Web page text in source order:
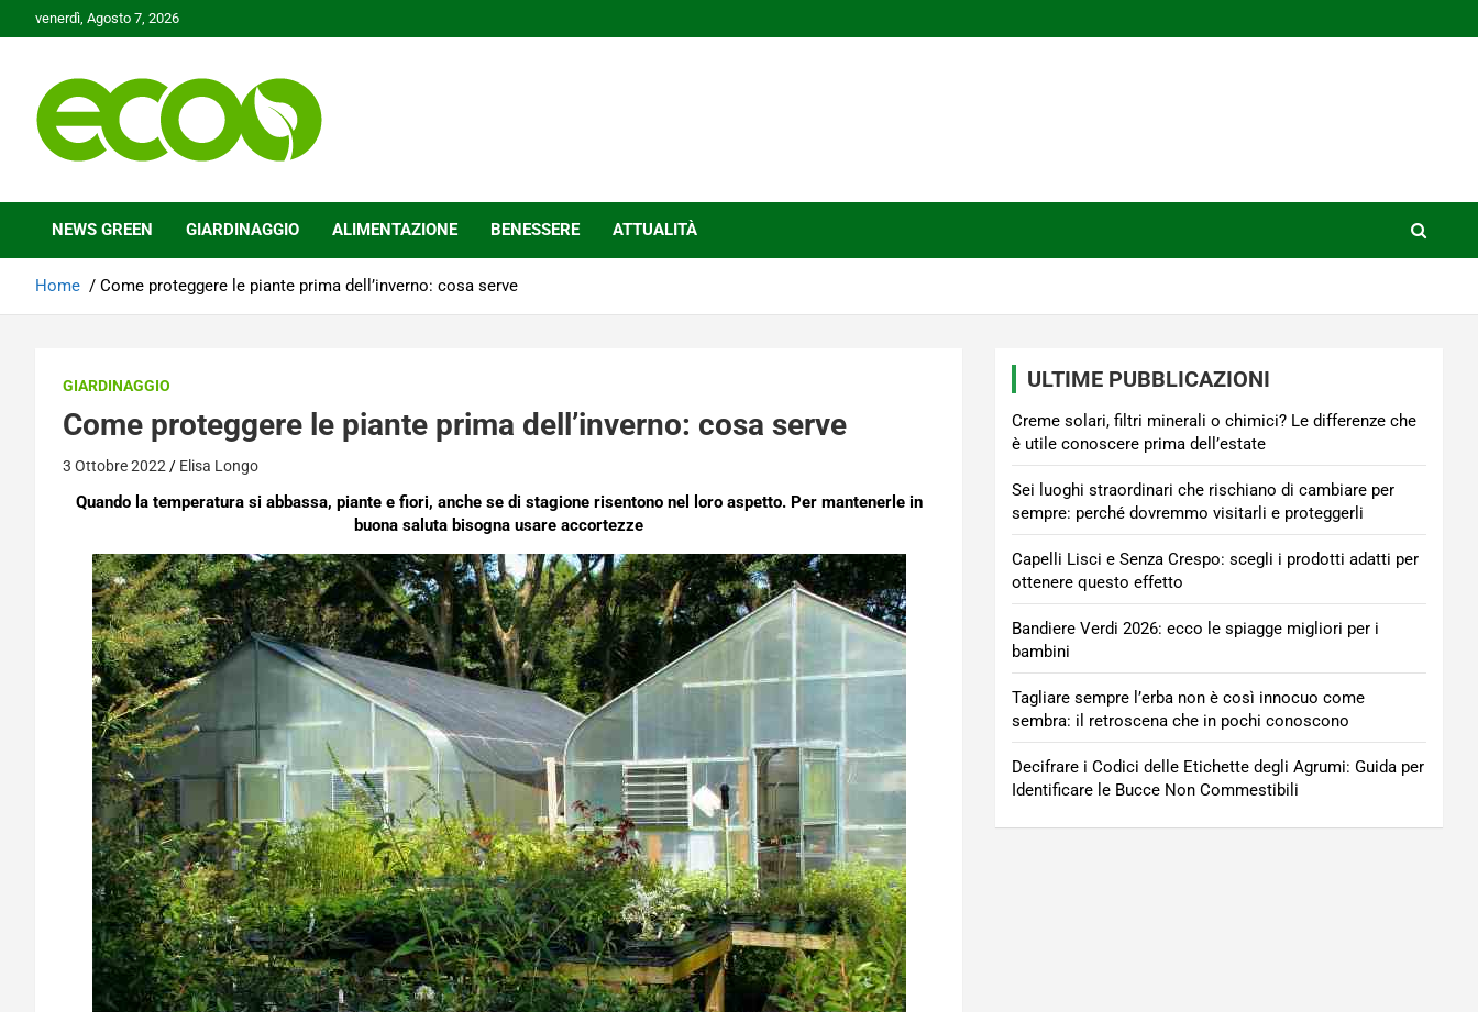
to
venerdì, Agosto 7, 2026
Ecoo.it
NEWS GREEN GIARDINAGGIO ALIMENTAZIONE BENESSERE ATTUALITÀ
Home Come proteggere le piante prima dell’inverno: cosa serve
GIARDINAGGIO
Come proteggere le piante prima dell’inverno: cosa serve
3 Ottobre 2022 Elisa Longo
Quando la temperatura si abbassa, piante e fiori, anche se di stagione risentono nel loro aspetto. Per mantenerle in
buona saluta bisogna usare accortezze
ULTIME PUBBLICAZIONI
Creme solari, filtri minerali o chimici? Le differenze che
è utile conoscere prima dell’estate
Sei luoghi straordinari che rischiano di cambiare per
sempre: perché dovremmo visitarli e proteggerli
Capelli Lisci e Senza Crespo: scegli i prodotti adatti per
ottenere questo effetto
Bandiere Verdi 2026: ecco le spiagge migliori per i
bambini
Tagliare sempre l’erba non è così innocuo come
sembra: il retroscena che in pochi conoscono
Decifrare i Codici delle Etichette degli Agrumi: Guida per
Identificare le Bucce Non Commestibili